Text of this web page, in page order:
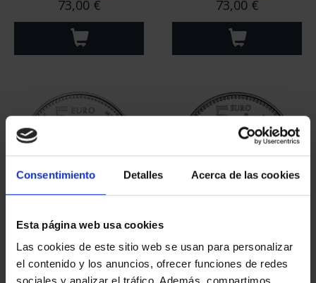
Consentimiento Detalles Acerca de las cookies
Esta página web usa cookies
Las cookies de este sitio web se usan para personalizar
el contenido y los anuncios, ofrecer funciones de redes
73,00 € 73,00 €
CAPITALES ESPAÑOLAS
- ALBACETE
73,00 €
- MADRID
73,00 €